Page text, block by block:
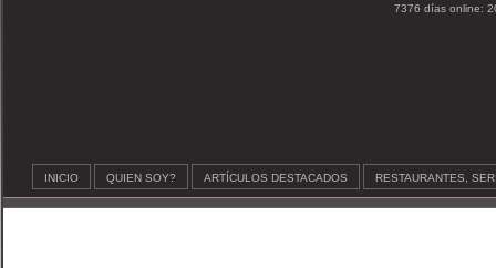
7376 días online:
INICIO QUIEN SOY? ARTÍCULOS DESTACADOS RESTAURANTES,